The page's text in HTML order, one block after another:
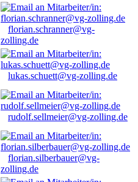
florian.schranner@vg-
zolling.de
lukas.schuett@vg-zolling.de
rudolf.sellmeier@vg-zolling.de
florian.silberbauer@vg-
zolling.de